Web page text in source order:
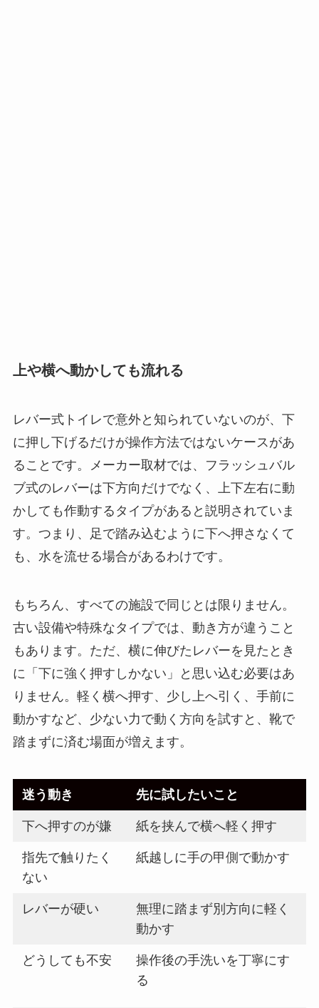
上や横へ動かしても流れる
レバー式トイレで意外と知られていないのが、下
に押し下げるだけが操作方法ではないケースがあ
ることです。メーカー取材では、フラッシュバル
ブ式のレバーは下方向だけでなく、上下左右に動
かしても作動するタイプがあると説明されていま
す。つまり、足で踏み込むように下へ押さなくて
も、水を流せる場合があるわけです。
もちろん、すべての施設で同じとは限りません。
古い設備や特殊なタイプでは、動き方が違うこと
もあります。ただ、横に伸びたレバーを見たとき
に「下に強く押すしかない」と思い込む必要はあ
りません。軽く横へ押す、少し上へ引く、手前に
動かすなど、少ない力で動く方向を試すと、靴で
踏まずに済む場面が増えます。
迷う動き 先に試したいこと
下へ押すのが嫌 紙を挟んで横へ軽く押す
指先で触りたく
ない
紙越しに手の甲側で動かす
レバーが硬い
無理に踏まず別方向に軽く
動かす
どうしても不安
操作後の手洗いを丁寧にす
る